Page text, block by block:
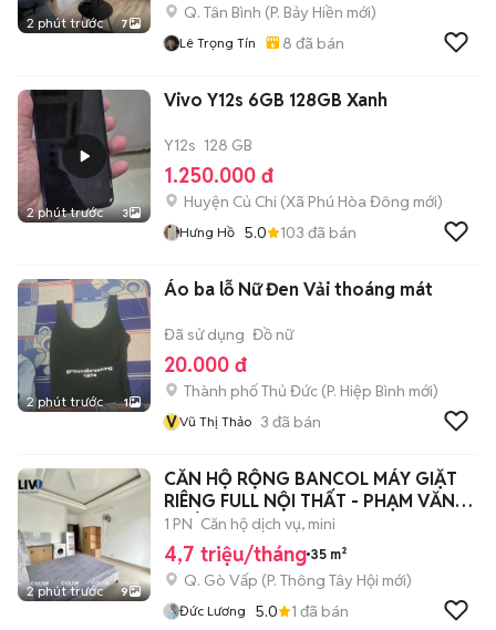
2 phút trước 7
Q. Tân Bình (P. Bảy Hiền mới)
Lê Trọng Tín 8 đã bán
2 phút trước 3
Vivo Y12s 6GB 128GB Xanh
Y12s 128 GB
1.250.000 đ
Huyện Củ Chi (Xã Phú Hòa Đông mới)
Hưng Hồ 5.0 103 đã bán
2 phút trước 1
Áo ba lỗ Nữ Đen Vải thoáng mát
Đã sử dụng Đồ nữ
20.000 đ
Thành phố Thủ Đức (P. Hiệp Bình mới)
VVũ Thị Thảo 3 đã bán
2 phút trước 9
CĂN HỘ RỘNG BANCOL MÁY GIẶT
RIÊNG FULL NỘI THẤT - PHẠM VĂN
CHIÊU
1 PN Căn hộ dịch vụ, mini
4,7 triệu/tháng 35 m²
Q. Gò Vấp (P. Thông Tây Hội mới)
Đức Lương 5.0 1 đã bán